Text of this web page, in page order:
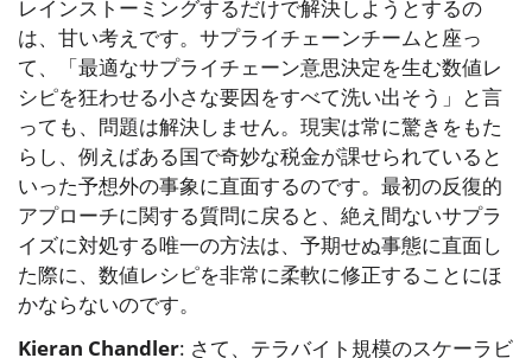
レインストーミングするだけで解決しようとするの
は、甘い考えです。サプライチェーンチームと座っ
て、「最適なサプライチェーン意思決定を生む数値レ
シピを狂わせる小さな要因をすべて洗い出そう」と言
っても、問題は解決しません。現実は常に驚きをもた
らし、例えばある国で奇妙な税金が課せられていると
いった予想外の事象に直面するのです。最初の反復的
アプローチに関する質問に戻ると、絶え間ないサプラ
イズに対処する唯一の方法は、予期せぬ事態に直面し
た際に、数値レシピを非常に柔軟に修正することにほ
かならないのです。
Kieran Chandler: さて、テラバイト規模のスケーラビ